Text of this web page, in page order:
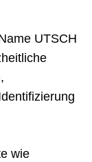
UTSCH
wie